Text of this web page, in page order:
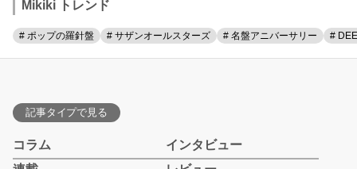
Mikiki トレンド
# ポップの羅針盤 # サザンオールスターズ # 名盤アニバーサリー #
記事タイプで見る
コラム
インタビュー